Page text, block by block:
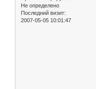
Не определено
Последний визит:
2007-05-05 10:01:47